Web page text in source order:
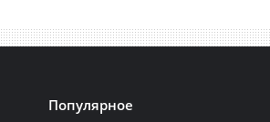
Популярное